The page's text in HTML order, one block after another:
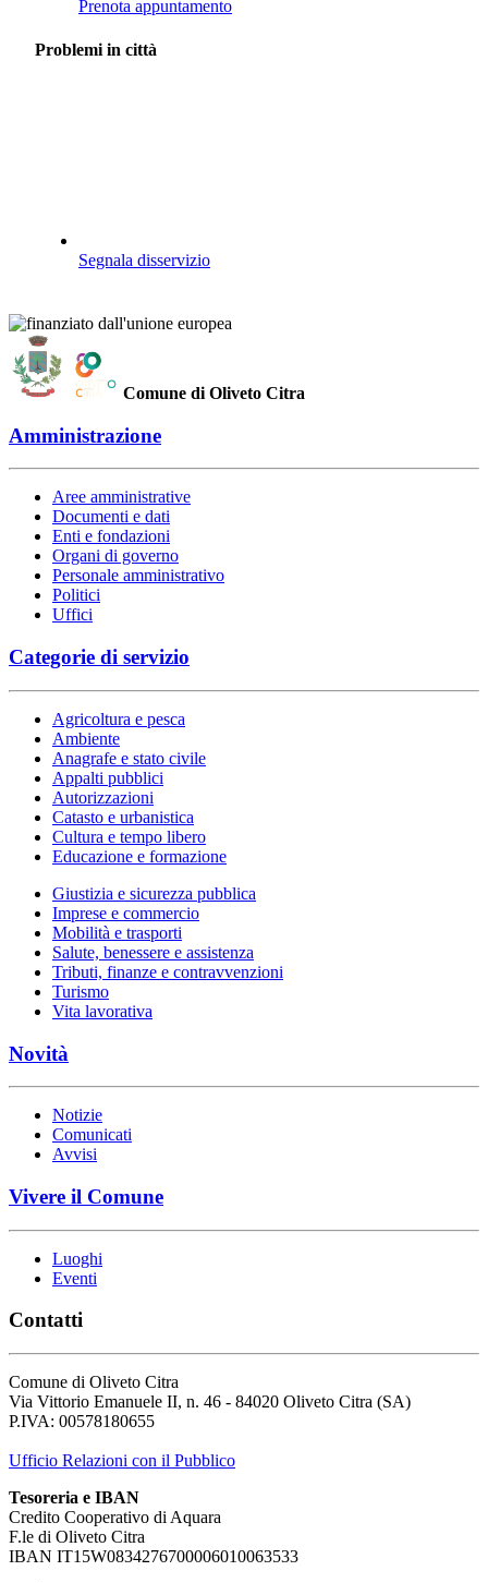
Prenota appuntamento
Problemi in città
Segnala disservizio
Comune di Oliveto Citra
Amministrazione
Aree amministrative
Documenti e dati
Enti e fondazioni
Organi di governo
Personale amministrativo
Politici
Uffici
Categorie di servizio
Agricoltura e pesca
Ambiente
Anagrafe e stato civile
Appalti pubblici
Autorizzazioni
Catasto e urbanistica
Cultura e tempo libero
Educazione e formazione
Giustizia e sicurezza pubblica
Imprese e commercio
Mobilità e trasporti
Salute, benessere e assistenza
Tributi, finanze e contravvenzioni
Turismo
Vita lavorativa
Novità
Notizie
Comunicati
Avvisi
Vivere il Comune
Luoghi
Eventi
Contatti
Comune di Oliveto Citra
Via Vittorio Emanuele II, n. 46 - 84020 Oliveto Citra (SA)
P.IVA: 00578180655
Ufficio Relazioni con il Pubblico
Tesoreria e IBAN
Credito Cooperativo di Aquara
F.le di Oliveto Citra
IBAN IT15W0834276700006010063533